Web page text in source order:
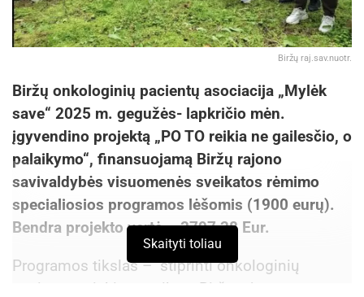
Biržų raj.sav.nuotr.
Biržų onkologinių pacientų asociacija „Mylėk
save“ 2025 m. gegužės- lapkričio mėn.
įgyvendino projektą „PO TO reikia ne gailesčio, o
palaikymo“, finansuojamą Biržų rajono
savivaldybės visuomenės sveikatos rėmimo
specialiosios programos lėšomis (1900 eurų).
Bendra projekto vertė – 3797,28 Eur.
Programos tikslas – stiprinti onkologinių
pacientų psichinę sveikatą Biržų rajone.
Skaityti toliau